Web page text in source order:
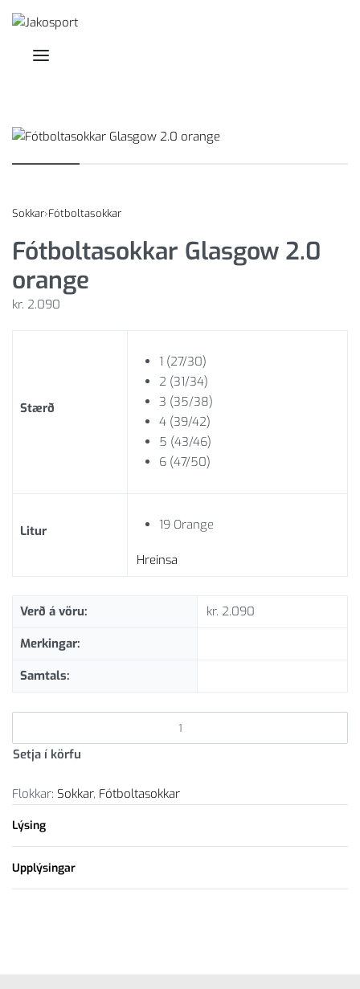
Skip
content
ACCOUNT
Sokkar›Fótboltasokkar
Fótboltasokkar Glasgow 2.0
orange
kr. 2.090
Stærð
1 (27/30)
2 (31/34)
3 (35/38)
4 (39/42)
5 (43/46)
6 (47/50)
Litur 19 Orange
Hreinsa
Verð á vöru: kr. 2.090
Merkingar:
Samtals:
Glasgow
2.0
quantity
Setja í körfu
Flokkar: Sokkar, Fótboltasokkar
Lýsing
Upplýsingar